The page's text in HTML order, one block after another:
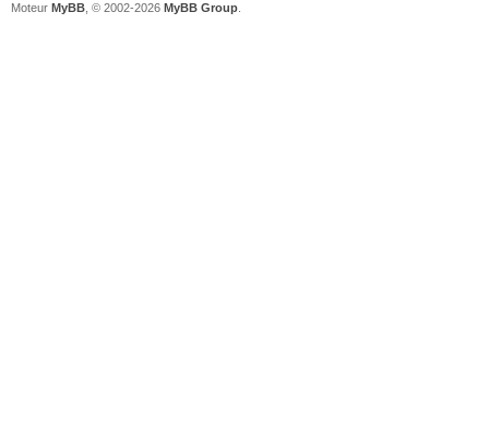
Moteur MyBB , © 2002-2026 MyBB Group